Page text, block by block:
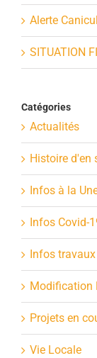
Alerte
SITUATION
Catégories
Actualités
Histoire d'en
Infos à la
Infos Covid-
Infos travaux
Modification
Projets en
Vie Locale